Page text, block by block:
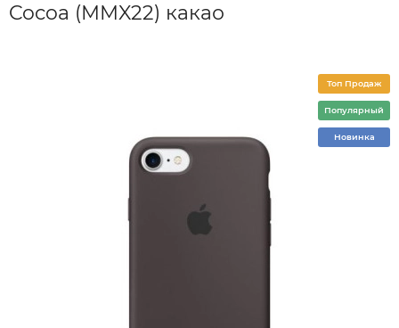
Cocoa (MMX22) какао
Топ Продаж
Популярный
Новинка